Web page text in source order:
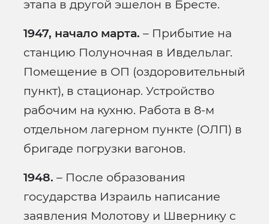
этапа в другой эшелон в Бресте.
1947, начало марта. – Прибытие на
станцию Полуночная в Ивдельлаг.
Помещение в ОП (оздоровительный
пункт), в стационар. Устройство
рабочим на кухню. Работа в 8-м
отдельном лагерном пункте (ОЛП) в
бригаде погрузки вагонов.
1948. – После образования
государства Израиль написание
заявления Молотову и Швернику с